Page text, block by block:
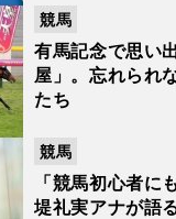
有馬記念で思い
屋」。忘れられ
たち
競馬
「競馬初心者に
堤礼実アナが語
競馬